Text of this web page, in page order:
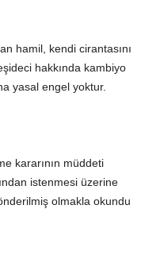
hamil, kendi cirantasını
hakkında kambiyo
yasal engel yoktur.
kararının müddeti
istenmesi üzerine
olmakla okundu